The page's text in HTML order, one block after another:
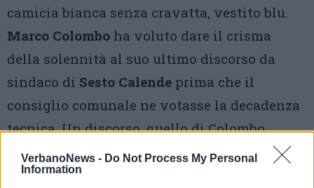
VerbanoNews - Do Not Process My Personal
Information
camicia bianca senza cravatta, vestito blu.
Marco Colombo ha voluto dare il crisma
della solennità al suo ultimo discorso da
sindaco di Sesto Calende prima che il
consiglio comunale ne votasse la decadenza
tecnica. Un discorso, quello di Colombo,
recitato con un’evidente emozione, pieno di
gratitudine nei confronti di tutti, nessuno